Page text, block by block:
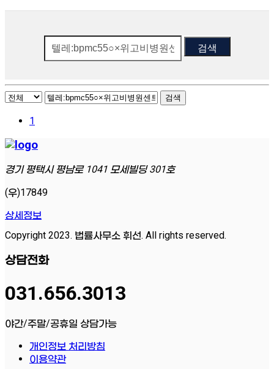
검색
검색
1
경기 평택시 평남로 1041 모세빌딩 301호
(우)17849
상세정보
Copyright 2023. 법률사무소 휘선. All rights reserved.
상담전화
031.656.3013
야간/주말/공휴일 상담가능
개인정보 처리방침
이용약관